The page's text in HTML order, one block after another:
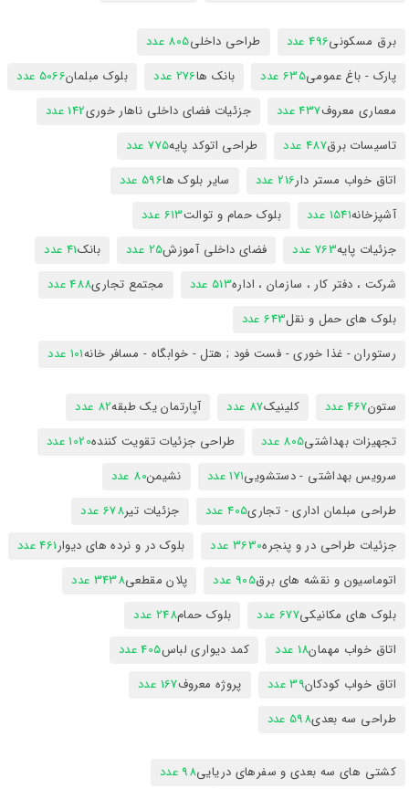
برق مسکونی496 عدد طراحی داخلی805 عدد
پارک - باغ عمومی635 عدد بانک ها276 عدد بلوک مبلمان5066 عدد
معماری معروف437 عدد جزئیات فضای داخلی ناهار خوری142 عدد
تاسیسات برق487 عدد طراحی اتوکد پایه775 عدد
اتاق خواب مستر دار216 عدد سایر بلوک ها596 عدد
آشپزخانه1541 عدد بلوک حمام و توالت613 عدد
جزئیات پایه763 عدد فضای داخلی آموزش25 عدد بانک41 عدد
شرکت ، دفتر کار ، سازمان ، اداره513 عدد مجتمع تجاری488 عدد
بلوک های حمل و نقل643 عدد
رستوران - غذا خوری - فست فود ; هتل - خوابگاه - مسافر خانه101 عدد
ستون467 عدد کلینیک87 عدد آپارتمان یک طبقه82 عدد
تجهیزات بهداشتی805 عدد طراحی جزئیات تقویت کننده1020 عدد
سرویس بهداشتی - دستشویی171 عدد نشیمن80 عدد
طراحی مبلمان اداری - تجاری405 عدد جزئیات تیر678 عدد
جزئیات طراحی در و پنجره3630 عدد بلوک در و نرده های دیوار461 عدد
اتوماسیون و نقشه های برق905 عدد پلان مقطعی3438 عدد
بلوک های مکانیکی677 عدد بلوک حمام248 عدد
اتاق خواب مهمان18 عدد کمد دیواری لباس405 عدد
اتاق خواب کودکان39 عدد پروژه معروف167 عدد
طراحی سه بعدی598 عدد
کشتی های سه بعدی و سفرهای دریایی98 عدد